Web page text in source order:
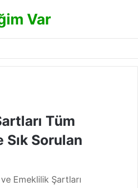
Var
Tüm
Sık Sorulan
Emeklilik Şartları